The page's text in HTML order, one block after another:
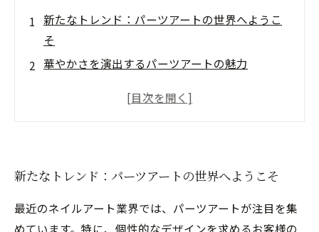
新たなトレンド：パーツアートの世界へようこ
そ
華やかさを演出するパーツアートの魅力
サロンで楽しむパーツアートの実例
未来のパーツアート：さらなる進化を期待して
新たなトレンド：パーツアートの世界へようこそ
最近のネイルアート業界では、パーツアートが注目を集
めています。特に、個性的なデザインを求めるお客様の